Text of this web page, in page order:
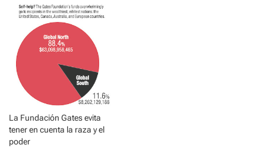
n
e
w
w
n
n
e
w
i
n
o
w
La Fundación Gates evita
tener en cuenta la raza y el
poder